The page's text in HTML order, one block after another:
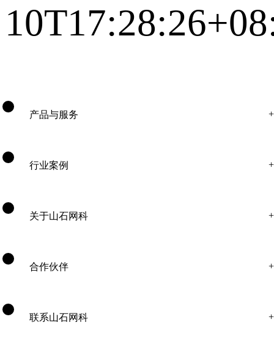
产品与服务
行业案例
关于山石网科
合作伙伴
联系山石网科